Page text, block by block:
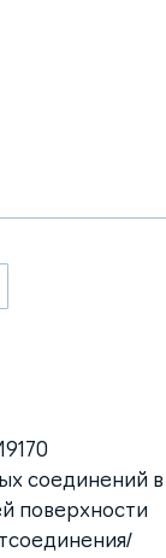
соединений в
поверхности